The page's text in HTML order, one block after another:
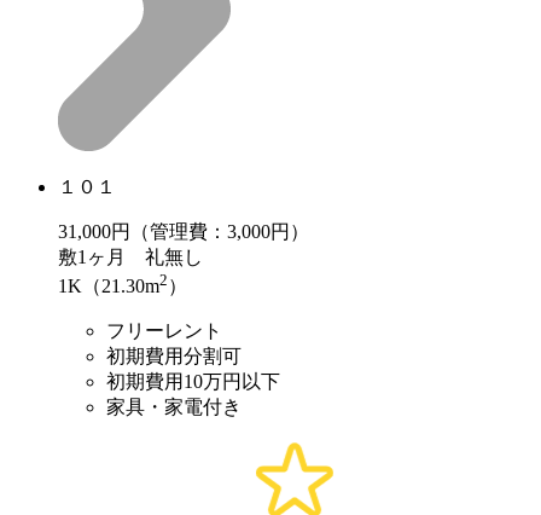
１０１
31,000円（管理費：3,000円）
敷1ヶ月 礼無し
1K（21.30m2 ）
フリーレント
初期費用分割可
初期費用10万円以下
家具・家電付き